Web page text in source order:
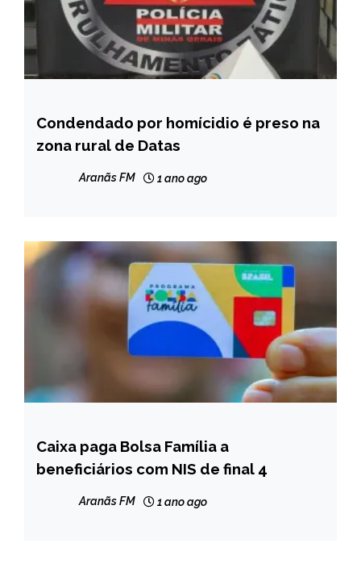
CAPELINHA
MINAS
Condendado por homícidio é preso na
zona rural de Datas
Aranãs FM 1 ano ago
BRASIL
NOTÍCIAS
Caixa paga Bolsa Família a
beneficiários com NIS de final 4
Aranãs FM 1 ano ago